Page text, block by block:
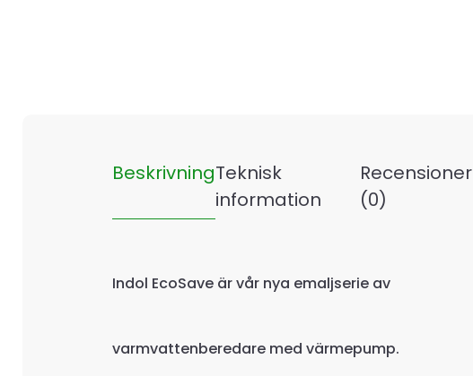
BeskrivningTeknisk
information
Recensioner
(0)
Indol EcoSave är vår nya emaljserie av
varmvattenberedare med värmepump.